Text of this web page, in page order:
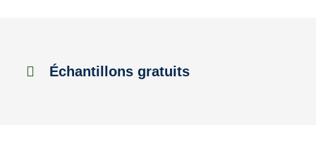
Échantillons gratuits